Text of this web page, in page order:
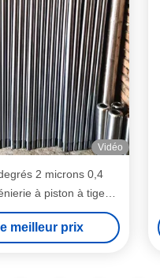
Vidéo
2 microns 0,4
à piston à tige
meilleur prix